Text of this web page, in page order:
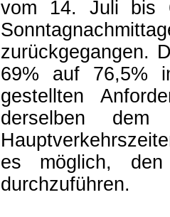
vom 14. Juli bis
zurückgegangen.
69% auf 76,5%
gestellten
derselben dem
es möglich, den
durchzuführen.